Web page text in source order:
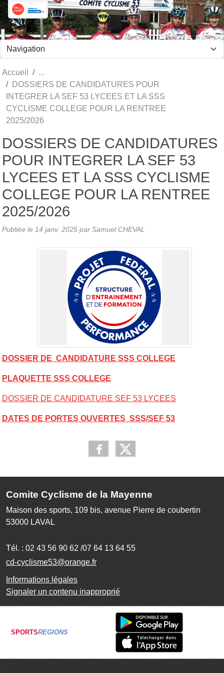
Accueil
DOSSIERS DE CANDIDATURES POUR
INTEGRER LA SEF 53 LYCEES ET LA SSS
CYCLISME COLLEGE POUR LA RENTREE
2025/2026
DOSSIERS DE CANDIDATURES
POUR INTEGRER LA SEF 53
LYCEES ET LA SSS CYCLISME
COLLEGE POUR LA RENTREE
2025/2026
Publiée le 14 janv. 2025 par Samuel CHEVAL
DOSSIER DE CANDIDATURE SSS COLLEGE
PLAQUETTE SSS COLLEGE
DOSSIER DE CANDIDATURE SEF 53 LYCEES
DATES DE PORTES OUVERTES SSS/SEF 53
Comite Cyclisme de la Mayenne
Maison des sports, 109 bis, avenue Pierre de coubertin
53000 LAVAL
Tél. : 02 43 56 90 62 /07 64 13 64 55
cd-cyclisme53@orange.fr
Informations légales
Signaler un contenu inapproprié
SPORTSREGIONS
Panneau de gestion des cookies